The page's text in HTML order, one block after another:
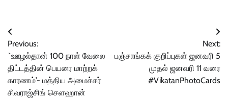
Post
navigation
Previous:
`ஊழல்தான் 100 நாள் வேலை
திட்டத்தின் பெயரை மாற்றக்
காரணம்’- மத்திய அமைச்சர்
சிவராஜ்சிங் செளஹான்
Next:
பஞ்சாங்கக் குறிப்புகள் ஜனவரி 5
முதல் ஜனவரி 11 வரை
#VikatanPhotoCards